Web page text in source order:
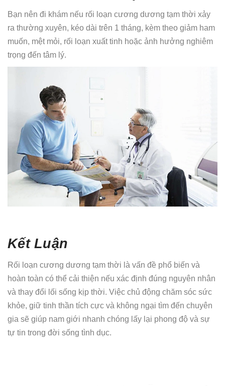
Bạn nên đi khám nếu rối loạn cương dương tạm thời xảy
ra thường xuyên, kéo dài trên 1 tháng, kèm theo giảm ham
muốn, mệt mỏi, rối loạn xuất tinh hoặc ảnh hưởng nghiêm
trọng đến tâm lý.
Kết Luận
Rối loạn cương dương tạm thời là vấn đề phổ biến và
hoàn toàn có thể cải thiện nếu xác định đúng nguyên nhân
và thay đổi lối sống kịp thời. Việc chủ động chăm sóc sức
khỏe, giữ tinh thần tích cực và không ngại tìm đến chuyên
gia sẽ giúp nam giới nhanh chóng lấy lại phong độ và sự
tự tin trong đời sống tình dục.